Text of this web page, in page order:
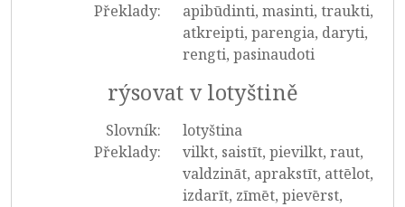
Překlady:
apibūdinti, masinti, traukti,
atkreipti, parengia, daryti,
rengti, pasinaudoti
rýsovat v lotyštině
Slovník:
lotyština
Překlady:
vilkt, saistīt, pievilkt, raut,
valdzināt, aprakstīt, attēlot,
izdarīt, zīmēt, pievērst,